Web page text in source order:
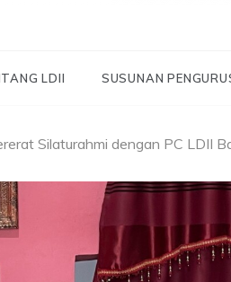
LDII SUSUNAN
Silaturahmi dengan PC LDII